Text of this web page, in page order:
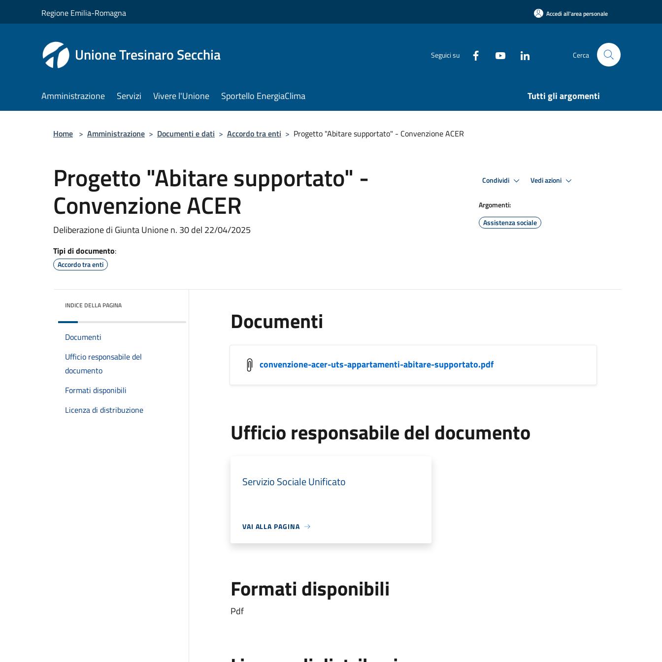
Regione Emilia-Romagna Accedi all'area personale
Unione Tresinaro Secchia Seguici su Cerca
Amministrazione Servizi Vivere l'Unione Sportello EnergiaClima Tutti gli argomenti
Home > Amministrazione > Documenti e dati > Accordo tra enti > Progetto "Abitare supportato" - Convenzione ACER
Progetto "Abitare supportato" -
Convenzione ACER
Deliberazione di Giunta Unione n. 30 del 22/04/2025
Tipi di documento:
Accordo tra enti
Condividi Vedi azioni
Argomenti:
Assistenza sociale
INDICE DELLA PAGINA
Documenti
Ufficio responsabile del
documento
Formati disponibili
Licenza di distribuzione
Documenti
convenzione-acer-uts-appartamenti-abitare-supportato.pdf
Ufficio responsabile del documento
Servizio Sociale Unificato
VAI ALLA PAGINA
Formati disponibili
Pdf